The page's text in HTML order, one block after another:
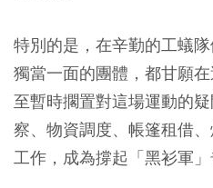
特別的是，在辛勤的工蟻
獨當一面的團體，都甘願
至暫時擱置對這場運動的
察、物資調度、帳篷租借
工作，成為撐起「黑衫軍」